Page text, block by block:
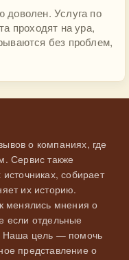
доволен. Услуга по
проходят на ура,
без проблем,
о компаниях, где
Сервис также
собирает
их историю.
менялись мнения о
если отдельные
Наша цель — помочь
представление о